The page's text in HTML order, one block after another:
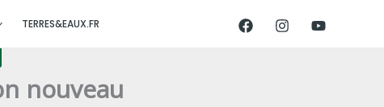
TERRES&EAUX.FR
nouveau